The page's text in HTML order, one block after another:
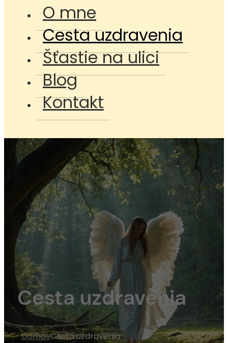
O mne
Cesta uzdravenia
Šťastie na ulici
Blog
Kontakt
Cesta uzdravenia
DomovCesta uzdravenia